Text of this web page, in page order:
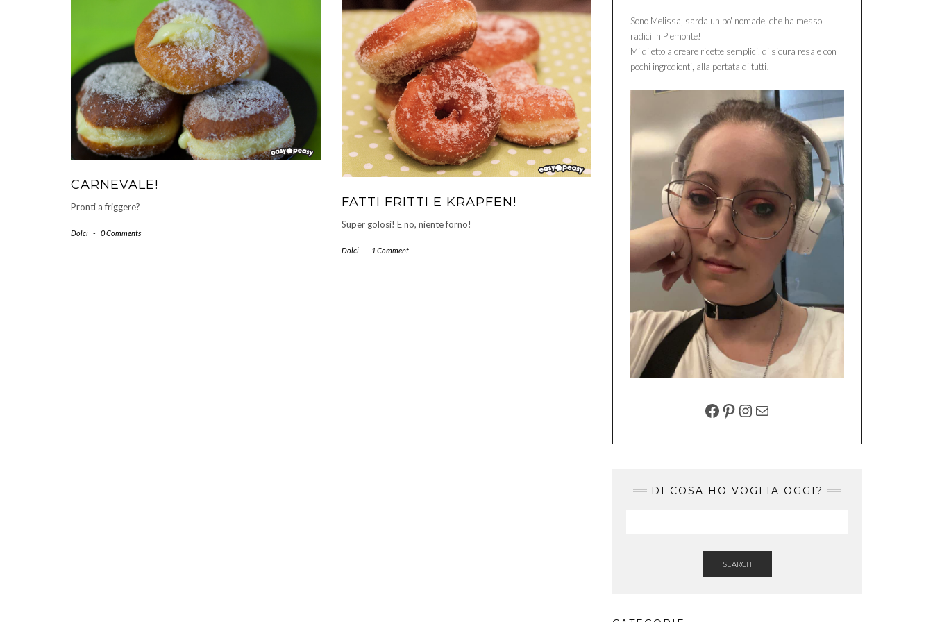
CARNEVALE!
Pronti a friggere?
Dolci - 0 Comments
FATTI FRITTI E KRAPFEN!
Super golosi! E no, niente forno!
Dolci - 1 Comment
Sono Melissa, sarda un po' nomade, che ha messo
radici in Piemonte!
Mi diletto a creare ricette semplici, di sicura resa e con
pochi ingredienti, alla portata di tutti!
FACEBOOK
PINTEREST
INSTAGRAM
EMAIL
DI COSA HO VOGLIA OGGI?
SEARCH